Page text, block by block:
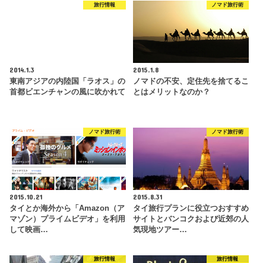
旅行情報
2014.1.3
東南アジアの内陸国「ラオス」の
首都ビエンチャンの風に吹かれて
ノマド旅行術
2015.1.8
ノマドの不安、定住先を捨てるこ
とはメリットなのか？
ノマド旅行術
2015.10.21
タイとか海外から「Amazon（ア
マゾン）プライムビデオ」を利用
して映画…
ノマド旅行術
2015.8.31
タイ旅行プランに役立つおすすめ
サイトとバンコクおよび近郊の人
気現地ツアー…
旅行情報 旅行情報